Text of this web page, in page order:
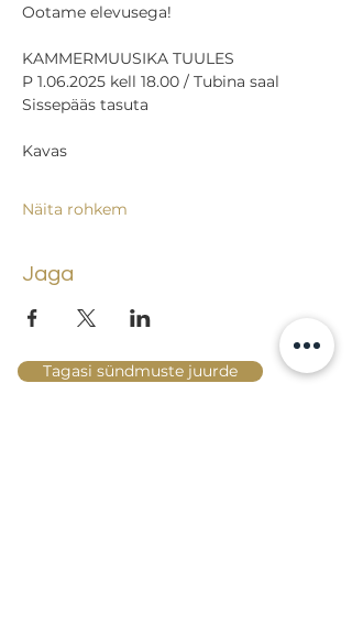
Ootame elevusega!
KAMMERMUUSIKA TUULES
P 1.06.2025 kell 18.00 / Tubina saal
Sissepääs tasuta
Kavas
Näita rohkem
Jaga
Tagasi sündmuste juurde